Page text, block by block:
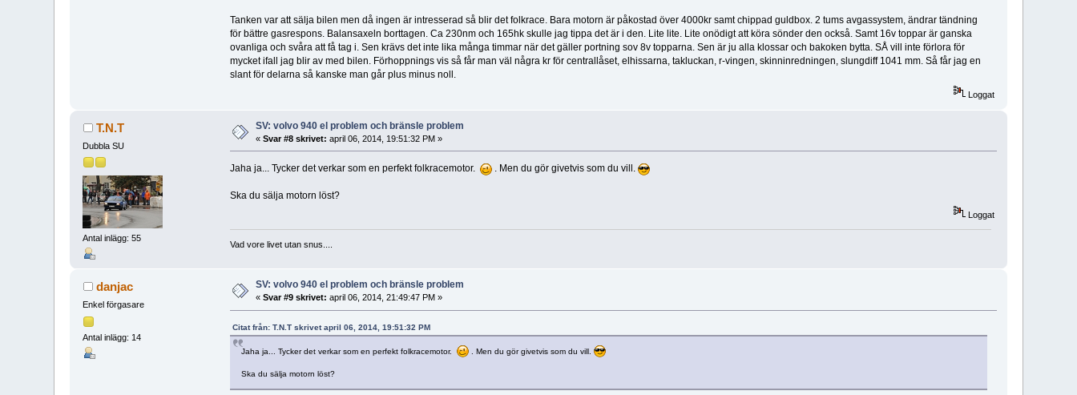
Tanken var att sälja bilen men då ingen är intresserad så blir det folkrace. Bara motorn är påkostad över 4000kr samt chippad guldbox. 2 tums avgassystem, ändrar tändning
för bättre gasrespons. Balansaxeln borttagen. Ca 230nm och 165hk skulle jag tippa det är i den. Lite lite. Lite onödigt att köra sönder den också. Samt 16v toppar är ganska
ovanliga och svåra att få tag i. Sen krävs det inte lika många timmar när det gäller portning sov 8v topparna. Sen är ju alla klossar och bakoken bytta. SÅ vill inte förlora för
mycket ifall jag blir av med bilen. Förhoppnings vis så får man väl några kr för centrallåset, elhissarna, takluckan, r-vingen, skinninredningen, slungdiff 1041 mm. Så får jag en
slant för delarna så kanske man går plus minus noll.
Loggat
T.N.T
Dubbla SU
Antal inlägg: 55
SV: volvo 940 el problem och bränsle problem
«Svar #8 skrivet: april 06, 2014, 19:51:32 PM »
Jaha ja... Tycker det verkar som en perfekt folkracemotor. . Men du gör givetvis som du vill.
Ska du sälja motorn löst?
Loggat
Vad vore livet utan snus....
danjac
Enkel förgasare
Antal inlägg: 14
SV: volvo 940 el problem och bränsle problem
«Svar #9 skrivet: april 06, 2014, 21:49:47 PM »
Citat från: T.N.T skrivet april 06, 2014, 19:51:32 PM
Jaha ja... Tycker det verkar som en perfekt folkracemotor. . Men du gör givetvis som du vill.
Ska du sälja motorn löst?